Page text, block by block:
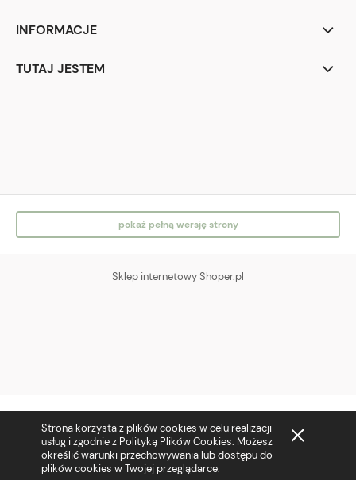
Strona korzysta z plików cookies w celu realizacji
usług i zgodnie z Polityką Plików Cookies. Możesz
określić warunki przechowywania lub dostępu do
plików cookies w Twojej przeglądarce.
INFORMACJE
TUTAJ JESTEM
pokaż pełną wersję strony
Sklep internetowy Shoper.pl